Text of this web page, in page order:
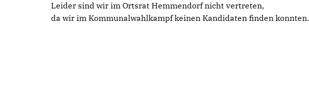
Leider sind wir im Ortsrat Hemmendorf nicht vertreten,
da wir im Kommunalwahlkampf keinen Kandidaten finden konnten.